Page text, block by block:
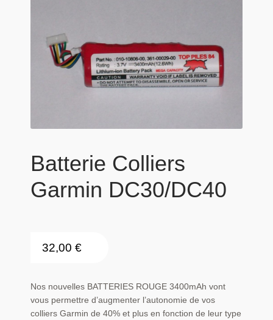
Qui sommes-nous
Batterie Colliers
Garmin DC30/DC40
32,00 €
Nos nouvelles BATTERIES ROUGE 3400mAh vont
vous permettre d’augmenter l’autonomie de vos
colliers Garmin de 40% et plus en fonction de leur type